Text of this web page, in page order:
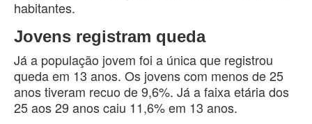
habitantes.
Jovens registram queda
Já a população jovem foi a única que registrou
queda em 13 anos. Os jovens com menos de 25
anos tiveram recuo de 9,6%. Já a faixa etária dos
25 aos 29 anos caiu 11,6% em 13 anos.